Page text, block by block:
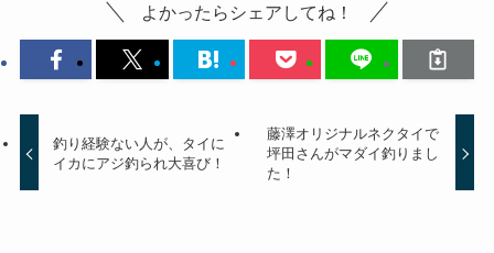
よかったらシェアしてね！
釣り経験ない人が、タイに
イカにアジ釣られ大喜び！
藤澤オリジナルネクタイで
坪田さんがマダイ釣りまし
た！